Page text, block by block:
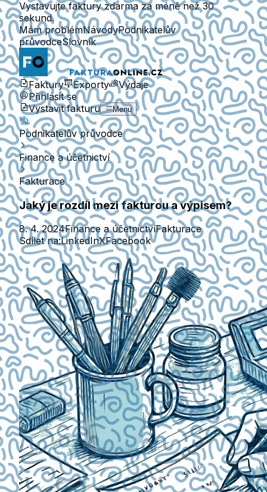
Vystavujte faktury zdarma za méně než 30
sekund.
Mám problémNávodyPodnikatelův
průvodceSlovník
Faktury Exporty
Výdaje
Přihlásit se
Vystavit fakturu
Menu
Podnikatelův průvodce
Finance a účetnictví
Fakturace
Jaký je rozdíl mezi fakturou a výpisem?
8. 4. 2024Finance a účetnictvíFakturace
Sdílet na:LinkedInXFacebook